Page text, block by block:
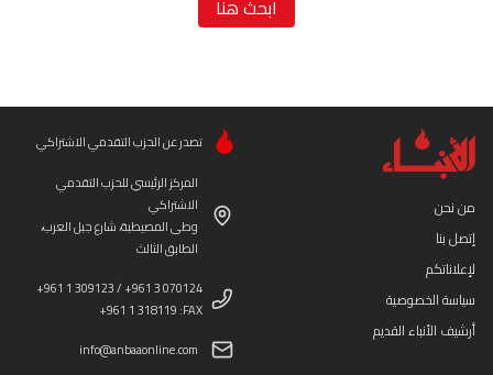
ابحث هنا
من نحن
إتصل بنا
لإعلاناتكم
سياسة الخصوصية
أرشيف الأنباء القديم
تصدر عن الحزب التقدمي الاشتراكي
المركز الرئيسي للحزب التقدمي
الاشتراكي
وطى المصيطبة، شارع جبل العرب،
الطابق الثالث
+961 1 309123 / +961 3 070124
+961 1 318119 :FAX
info@anbaaonline.com